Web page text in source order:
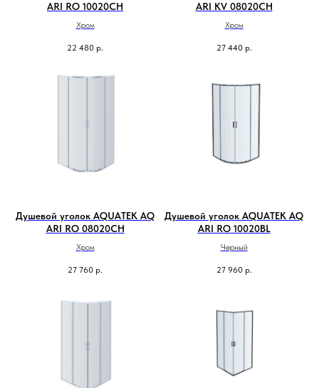
ARI RO 10020CH
Хром
22 480 р.
ARI KV 08020CH
Хром
27 440 р.
Душевой уголок AQUATEK AQ
ARI RO 08020CH
Хром
27 760 р.
Душевой уголок AQUATEK AQ
ARI RO 10020BL
Черный
27 960 р.